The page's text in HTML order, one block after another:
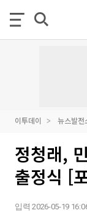
이투데이 뉴스발전
정청래,
출정식 [
입력 2026-05-19